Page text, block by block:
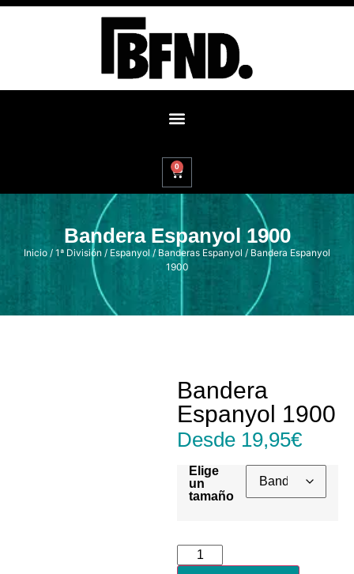
0
Bandera Espanyol 1900
Inicio / 1ª División / Espanyol/ Banderas Espanyol / Bandera Espanyol
1900
Bandera
Espanyol 1900
Desde 19,95€
Elige
un
tamaño